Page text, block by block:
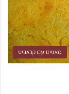
מאפים עם קנאביס